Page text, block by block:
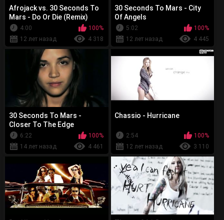
Afrojack vs. 30 Seconds To
Mars - Do Or Die (Remix)
4:00
100%
12 лет назад
4 318
30 Seconds To Mars - City
Of Angels
5:02
100%
12 лет назад
4 445
30 Seconds To Mars -
Closer To The Edge
6:22
100%
14 лет назад
4 461
Chassio - Hurricane
2:54
100%
12 лет назад
3 110